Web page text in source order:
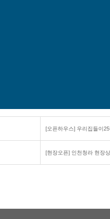
[오픈하우스] 우리집들이
[현장오픈] 인천청라 현장